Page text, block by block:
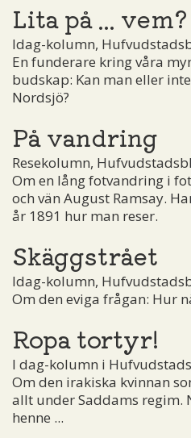
Lita på ... vem?
Idag-kolumn,
En funderare kring våra
budskap: Kan man eller
Nordsjö?
På vandring
Resekolumn,
Om en lång fotvandring i
och vän August Ramsay.
år 1891 hur man reser.
Skäggstrået
Idag-kolumn,
Om den eviga frågan: Hur
Ropa tortyr!
I dag-kolumn i
Om den irakiska kvinnan
allt under Saddams regim.
henne ...